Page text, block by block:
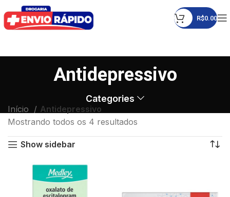
R$0.00
Antidepressivo
Categories
Início
Antidepressivo
Mostrando todos os 4 resultados
Show sidebar